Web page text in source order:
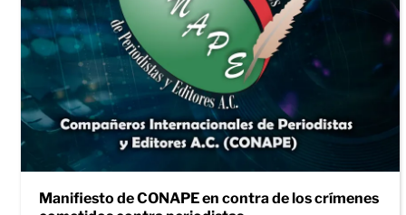
Manifiesto de CONAPE en contra de los crímenes